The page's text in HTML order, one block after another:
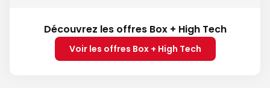
Découvrez les offres Box + High Tech
Voir les offres Box + High Tech